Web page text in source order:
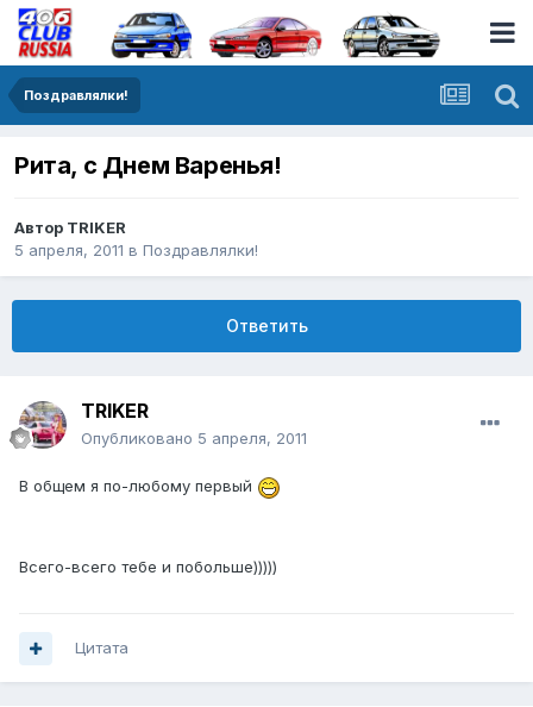
Поздравлялки!
Рита, с Днем Варенья!
Автор TRIKER
5 апреля, 2011 в Поздравлялки!
Ответить
TRIKER
Опубликовано 5 апреля, 2011
В общем я по-любому первый
Всего-всего тебе и побольше)))))
Цитата